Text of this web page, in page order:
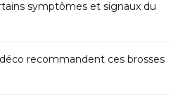
symptômes et signaux du
recommandent ces brosses